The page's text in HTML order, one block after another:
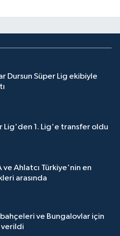
Dursun Süper Lig ekibiyle
Lig'den 1. Lig'e transfer oldu
ve Ahlatcı Türkiye'nin en
arasında
ve Bungalovlar için
verildi